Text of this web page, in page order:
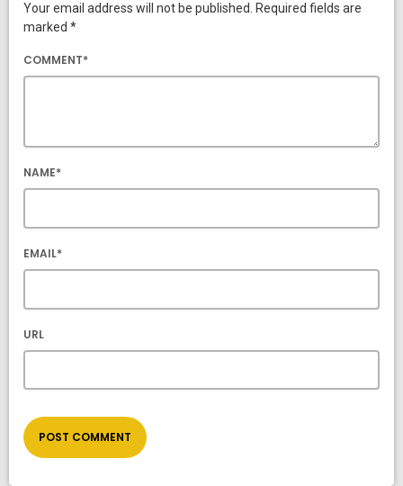
Your email address will not be published. Required fields are
marked *
COMMENT*
NAME*
EMAIL*
URL